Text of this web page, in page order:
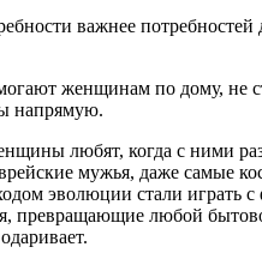
важнее
женщинам по дому, не
напрямую.
любят, когда с ними
мужья, даже самые
эволюции стали играть
превращающие любой